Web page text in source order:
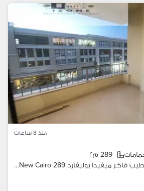
منذ 8 ساعات
289 م٢
شقة ايجار مفروش تشطيب فاخر ميفيدا بوليفارد Mivida Boulevard New Cairo 289 متر 4 غرف نوم 4 حمامات